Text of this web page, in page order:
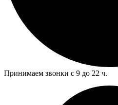
Принимаем звонки с 9 до 22 ч.